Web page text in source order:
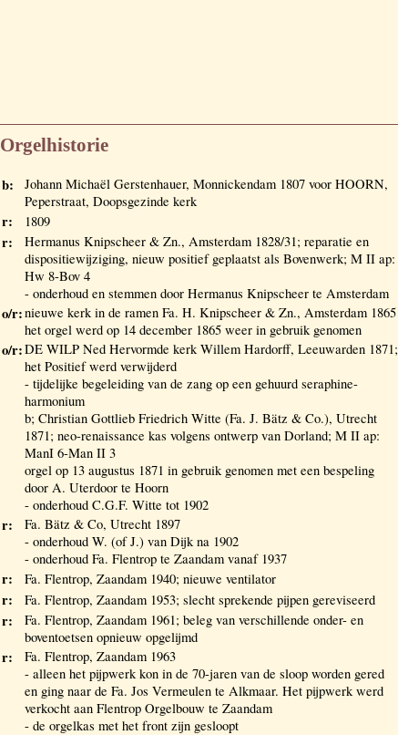
Orgelhistorie
b:
Johann Michaël Gerstenhauer, Monnickendam 1807 voor HOORN,
Peperstraat, Doopsgezinde kerk
r: 1809
r:
Hermanus Knipscheer & Zn., Amsterdam 1828/31; reparatie en
dispositiewijziging, nieuw positief geplaatst als Bovenwerk; M II ap:
Hw 8-Bov 4
- onderhoud en stemmen door Hermanus Knipscheer te Amsterdam
o/r:nieuwe kerk in de ramen Fa. H. Knipscheer & Zn., Amsterdam 1865
het orgel werd op 14 december 1865 weer in gebruik genomen
o/r:DE WILP Ned Hervormde kerk Willem Hardorff, Leeuwarden 1871;
het Positief werd verwijderd
- tijdelijke begeleiding van de zang op een gehuurd seraphine-
harmonium
b; Christian Gottlieb Friedrich Witte (Fa. J. Bätz & Co.), Utrecht
1871; neo-renaissance kas volgens ontwerp van Dorland; M II ap:
ManI 6-Man II 3
orgel op 13 augustus 1871 in gebruik genomen met een bespeling
door A. Uterdoor te Hoorn
- onderhoud C.G.F. Witte tot 1902
r:
Fa. Bätz & Co, Utrecht 1897
- onderhoud W. (of J.) van Dijk na 1902
- onderhoud Fa. Flentrop te Zaandam vanaf 1937
r: Fa. Flentrop, Zaandam 1940; nieuwe ventilator
r: Fa. Flentrop, Zaandam 1953; slecht sprekende pijpen gereviseerd
r:
Fa. Flentrop, Zaandam 1961; beleg van verschillende onder- en
boventoetsen opnieuw opgelijmd
r:
Fa. Flentrop, Zaandam 1963
- alleen het pijpwerk kon in de 70-jaren van de sloop worden gered
en ging naar de Fa. Jos Vermeulen te Alkmaar. Het pijpwerk werd
verkocht aan Flentrop Orgelbouw te Zaandam
- de orgelkas met het front zijn gesloopt